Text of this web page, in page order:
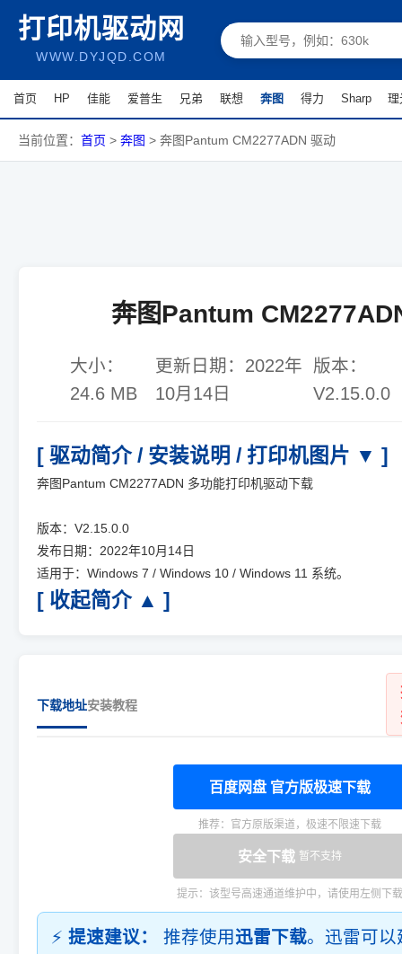
打印机驱动网
WWW.DYJQD.COM
首页 HP 佳能 爱普生 兄弟 联想 奔图 得力 Sharp 理
当前位置： 首页 > 奔图 > 奔图Pantum CM2277ADN 驱动
奔图Pantum
大小：
24.6 MB
更新日期： 2022年
10月14日
版本：
V2.15.0.0
[ 驱动简介 / 安装说明 / 打印机图片 ▼ ]
奔图Pantum CM2277ADN 多功能打印机驱动下载
版本：V2.15.0.0
发布日期：2022年10月14日
适用于：Windows 7 / Windows 10 / Windows 11 系统。
[ 收起简介 ▲ ]
下载地址安装教程
百度网盘 官方版极速下载
推荐：官方原版渠道，极速不限速下载
安全下载 暂不支持
提示：该型号高速通道维护中，请使用左侧下载
⚡ 提速建议： 推荐使用迅雷下载。迅雷可